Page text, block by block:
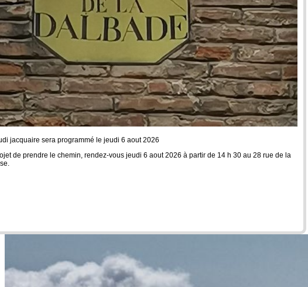
jacquaire sera programmé le jeudi 6 aout 2026
de prendre le chemin, rendez-vous jeudi 6 aout 2026 à partir de 14 h 30 au 28 rue de la